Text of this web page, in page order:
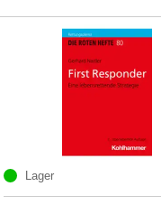
Lager